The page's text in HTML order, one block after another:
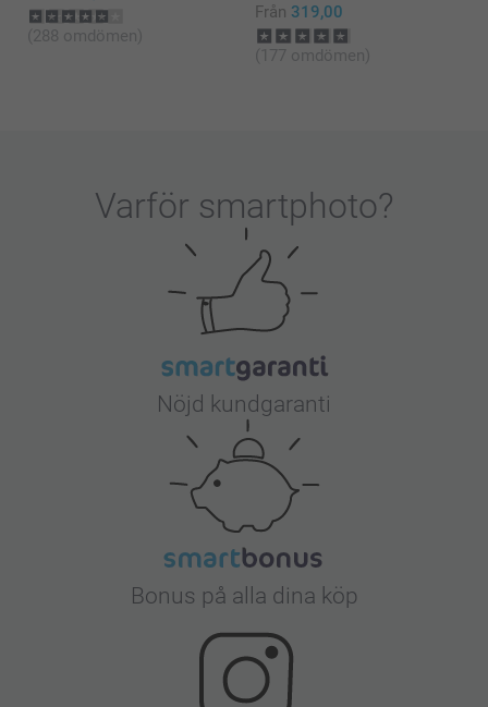
(288 omdömen)
Från 319,00
(177 omdömen)
Varför smartphoto?
Nöjd kundgaranti
Bonus på alla dina köp